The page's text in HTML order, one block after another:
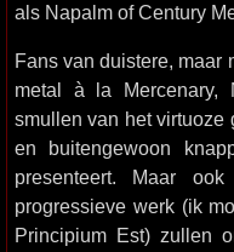
als Napalm of Century
Fans van duistere, maar
metal à la Mercenary,
smullen van het virtuoze
en buitengewoon
presenteert. Maar
progressieve werk (ik
Principium Est) zullen